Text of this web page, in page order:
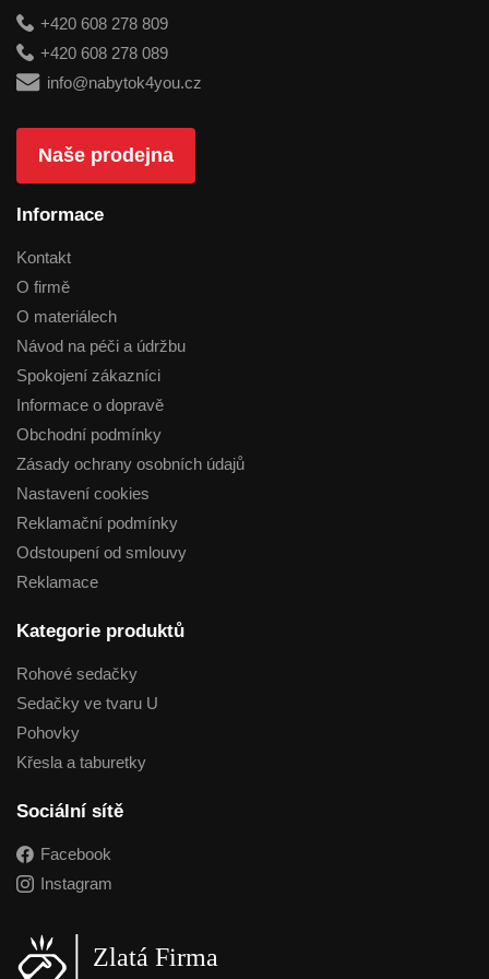
+420 608 278 809
+420 608 278 089
info@nabytok4you.cz
Naše prodejna
Informace
Kontakt
O firmě
O materiálech
Návod na péči a údržbu
Spokojení zákazníci
Informace o dopravě
Obchodní podmínky
Zásady ochrany osobních údajů
Nastavení cookies
Reklamační podmínky
Odstoupení od smlouvy
Reklamace
Kategorie produktů
Rohové sedačky
Sedačky ve tvaru U
Pohovky
Křesla a taburetky
Sociální sítě
Facebook
Instagram